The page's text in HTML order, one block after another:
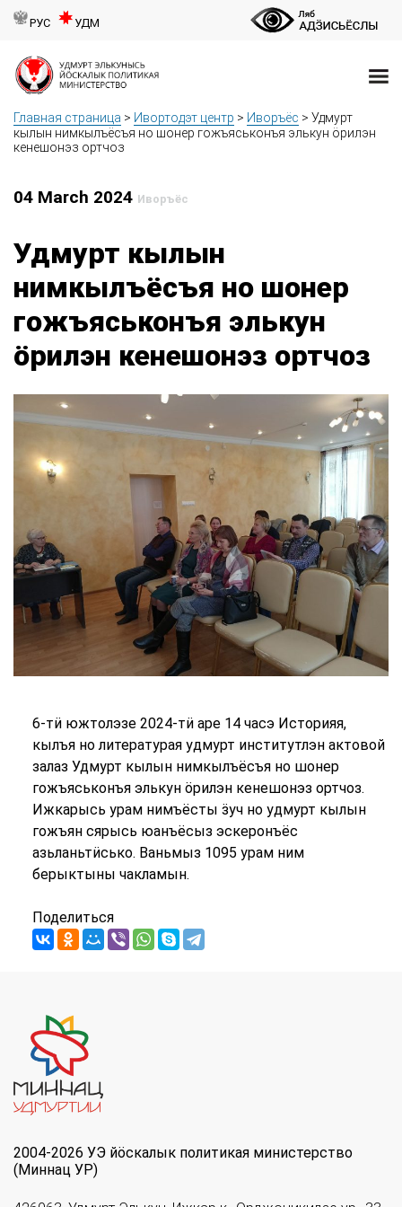
РУС УДМ
Главная страница > Ивортодэт центр > Иворъёс > Удмурт
кылын нимкылъёсъя но шонер гожъяськонъя элькун ӧрилэн
кенешонэз ортчоз
04 March 2024 Иворъёс
Удмурт кылын
нимкылъёсъя но шонер
гожъяськонъя элькун
ӧрилэн кенешонэз ортчоз
6-тӥ южтолэзе 2024-тӥ аре 14 часэ Историяя,
кылъя но литературая удмурт институтлэн актовой
залаз Удмурт кылын нимкылъёсъя но шонер
гожъяськонъя элькун ӧрилэн кенешонэз ортчоз.
Ижкарысь урам нимъёсты ӟуч но удмурт кылын
гожъян сярысь юанъёсыз эскеронъёс
азьланьтӥсько. Ваньмыз 1095 урам ним
берыктыны чакламын.
Поделиться
2004-2026 УЭ йöскалык политикая министерство
(Миннац УР)